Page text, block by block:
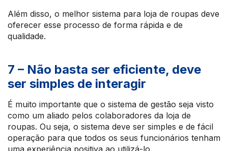
Além disso, o melhor sistema para loja de roupas deve
oferecer esse processo de forma rápida e de
qualidade.
7 – Não basta ser eficiente, deve
ser simples de interagir
É muito importante que o sistema de gestão seja visto
como um aliado pelos colaboradores da loja de
roupas. Ou seja, o sistema deve ser simples e de fácil
operação para que todos os seus funcionários tenham
uma experiência positiva ao utilizá-lo.